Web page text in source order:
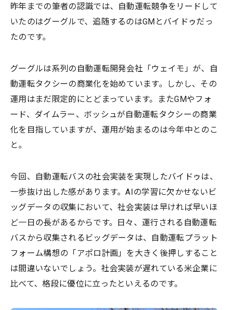
昨年までの筆者の認識では、自動運転競争をリードして
いたのはグーグルで、追随するのはGMとバイドゥだっ
たのです。
グーグルは系列の自動運転開発会社「ウェイモ」が、自
動運転タクシーの商業化を始めています。しかし、その
運用はまだ限定的にとどまっています。またGMやフォ
ード、ダイムラー、ボッシュが自動運転タクシーの商業
化を目指していますが、運用が始まるのは今年中とのこ
と。
今回、自動運転バスの社会実装を実現したバイドゥは、
一歩抜け出した感があります。AIの学習に欠かせないビ
ッグデータの収集において、社会実装は早ければ早いほ
ど一日の長があるからです。日々、運行される自動運転
バスから収集されるビッグデータは、自動運転プラット
フォーム構想の「アポロ計画」を大きく後押しすること
は間違いないでしょう。社会実装が遅れている米企業に
比べて、格段に優位に立ったといえるのです。